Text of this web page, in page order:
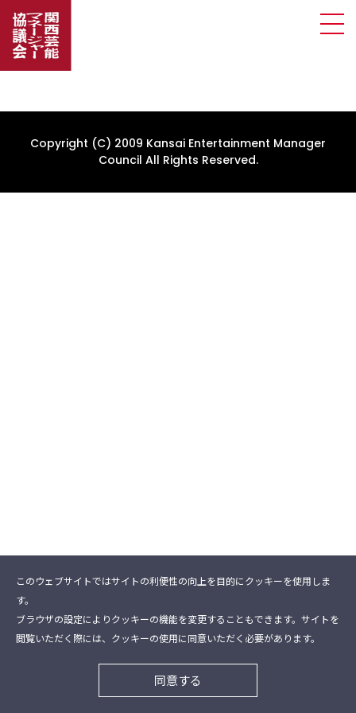
Copyright (C) 2009 Kansai Entertainment Manager
Council All Rights Reserved.
このウェブサイトではサイトの利便性の向上を目的にクッキーを使用しま
す。
ブラウザの設定によりクッキーの機能を変更することもできます。サイトを
閲覧いただく際には、クッキーの使用に同意いただく必要があります。
同意する